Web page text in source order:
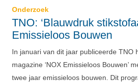
Onderzoek
TNO: ‘Blauwdruk
Emissieloos Bouwen
In januari van dit jaar publiceerde TNO
magazine ‘NOX Emissieloos Bouwen’
twee jaar emissieloos bouwen. Dit